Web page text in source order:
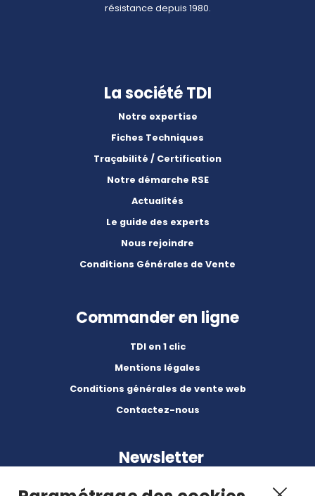
résistance depuis 1980.
La société TDI
Notre expertise
Fiches Techniques
Traçabilité / Certification
Notre démarche RSE
Actualités
Le guide des experts
Nous rejoindre
Conditions Générales de Vente
Commander en ligne
TDI en 1 clic
Mentions légales
Conditions générales de vente web
Contactez-nous
Newsletter